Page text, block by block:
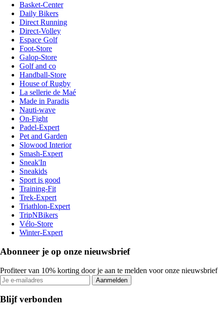
Basket-Center
Daily Bikers
Direct Running
Direct-Volley
Espace Golf
Foot-Store
Galop-Store
Golf and co
Handball-Store
House of Rugby
La sellerie de Maé
Made in Paradis
Nauti-wave
On-Fight
Padel-Expert
Pet and Garden
Slowood Interior
Smash-Expert
Sneak'In
Sneakids
Sport is good
Training-Fit
Trek-Expert
Triathlon-Expert
TripNBikers
Vélo-Store
Winter-Expert
Abonneer je op onze nieuwsbrief
Profiteer van 10% korting door je aan te melden voor onze nieuwsbrief
Aanmelden
Blijf verbonden